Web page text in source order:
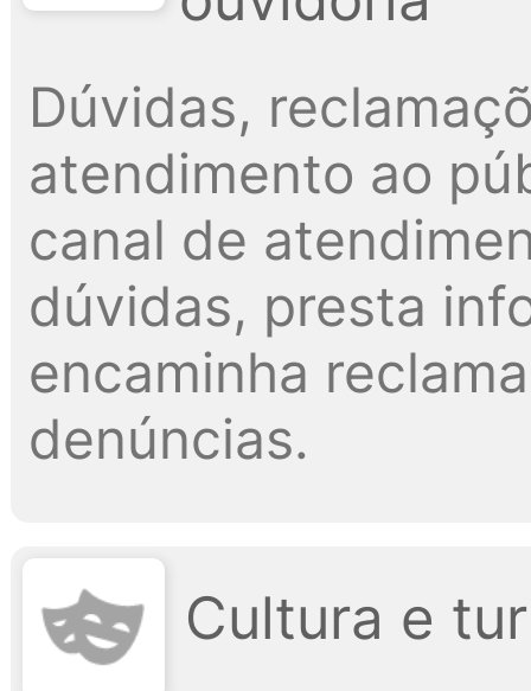
Dúvidas,
atendimento ao
canal de
dúvidas, presta
encaminha
denúncias.
Cultura e